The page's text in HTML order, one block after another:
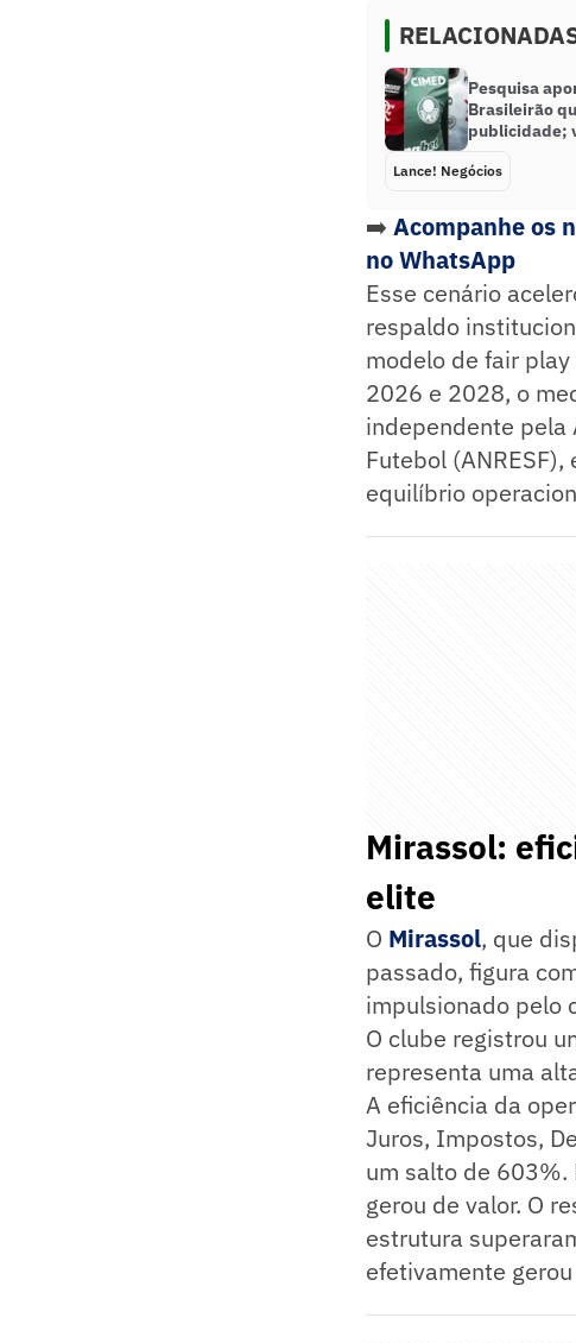
Pesquisa
Brasileirão
publicidade;
Lance! Negócios
➡️ Acompanhe os
no WhatsApp
Esse cenário
respaldo
modelo de fair
2026 e 2028, o
independente pela
Futebol
equilíbrio
Mirassol:
elite
O Mirassol, que
passado, figura
impulsionado pelo
O clube registrou
representa uma
A eficiência da
Juros, Impostos,
um salto de 603%.
gerou de valor. O
estrutura
efetivamente